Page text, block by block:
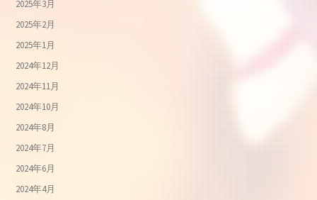
2025年3月
2025年2月
2025年1月
2024年12月
2024年11月
2024年10月
2024年8月
2024年7月
2024年6月
2024年4月